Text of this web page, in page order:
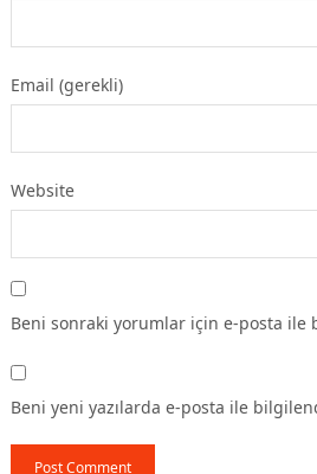
Email (gerekli)
Website
Beni sonraki yorumlar için e-posta ile
Beni yeni yazılarda e-posta ile